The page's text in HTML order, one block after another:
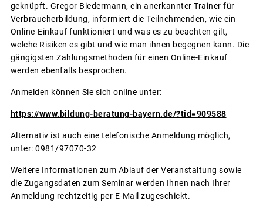
geknüpft. Gregor Biedermann, ein anerkannter Trainer für
Verbraucherbildung, informiert die Teilnehmenden, wie ein
Online-Einkauf funktioniert und was es zu beachten gilt,
welche Risiken es gibt und wie man ihnen begegnen kann. Die
gängigsten Zahlungsmethoden für einen Online-Einkauf
werden ebenfalls besprochen.
Anmelden können Sie sich online unter:
https://www.bildung-beratung-bayern.de/?tid=909588
Alternativ ist auch eine telefonische Anmeldung möglich,
unter: 0981/97070-32
Weitere Informationen zum Ablauf der Veranstaltung sowie
die Zugangsdaten zum Seminar werden Ihnen nach Ihrer
Anmeldung rechtzeitig per E-Mail zugeschickt.